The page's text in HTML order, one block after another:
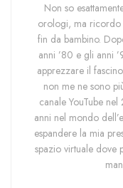
Non so
orologi, ma ricordo
fin da bambino.
anni ’80 e gli anni
apprezzare il
non me ne sono
canale YouTube
anni nel mondo
espandere la mia
spazio virtuale dove